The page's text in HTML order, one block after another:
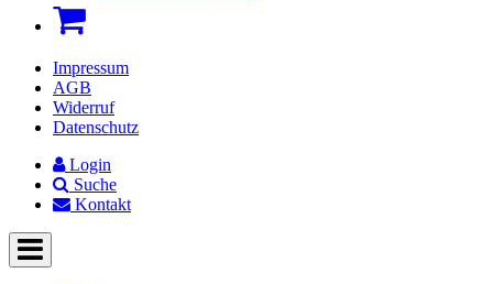
Impressum
AGB
Widerruf
Datenschutz
Login
Suche
Kontakt